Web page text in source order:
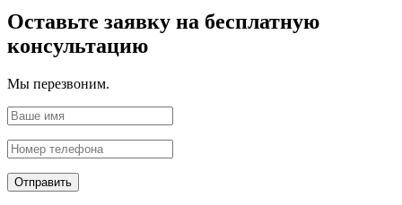
Оставьте заявку на бесплатную
консультацию
Мы перезвоним.
Отправить